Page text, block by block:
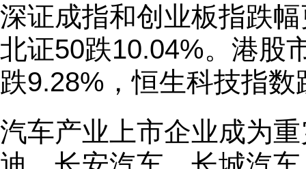
深证成指和创业板指跌
北证50跌10.04%。港股
跌9.28%，恒生科技指数
汽车产业上市企业成为